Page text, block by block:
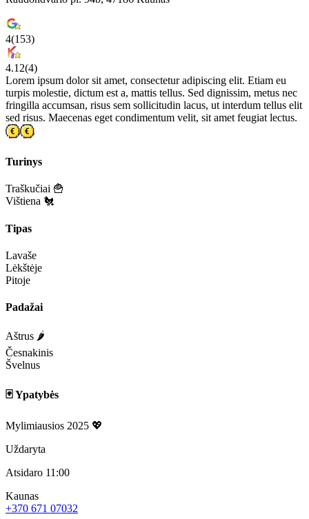
4(153)
4.12(4)
Lorem ipsum dolor sit amet, consectetur adipiscing elit. Etiam eu
turpis molestie, dictum est a, mattis tellus. Sed dignissim, metus nec
fringilla accumsan, risus sem sollicitudin lacus, ut interdum tellus elit
sed risus. Maecenas eget condimentum velit, sit amet feugiat lectus.
Turinys
Traškučiai 🍟
Vištiena 🐔
Tipas
Lavaše
Lėkštėje
Pitoje
Padažai
Aštrus 🌶️
Česnakinis
Švelnus
🃏 Ypatybės
Mylimiausios 2025 💖
Uždaryta
Atsidaro 11:00
Kaunas
+370 671 07032